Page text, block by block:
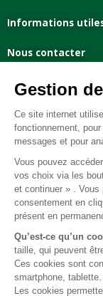
Informations
Nous contacter
Conditions
FAQ
© 2026